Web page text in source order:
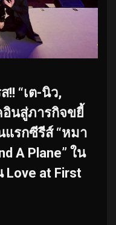
“เต-นิว,
นสู่ภารกิจขยี้
รกซีรีส์ “หมา
A Plane” ใน
Love at First